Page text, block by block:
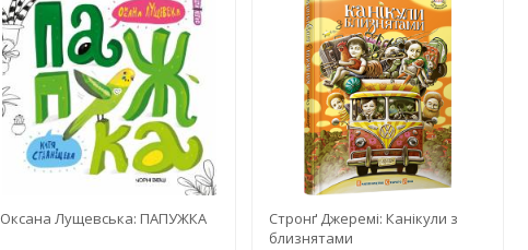
Оксана Лущевська: ПАПУЖКА
Стронґ Джеремі: Канікули з
близнятами